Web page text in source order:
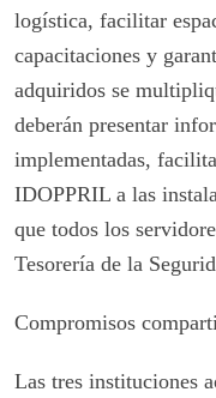
logística, facilitar
capacitaciones y
adquiridos se
deberán presentar
implementadas,
IDOPPRIL a las
que todos los
Tesorería de la
Compromisos
Las tres instituciones